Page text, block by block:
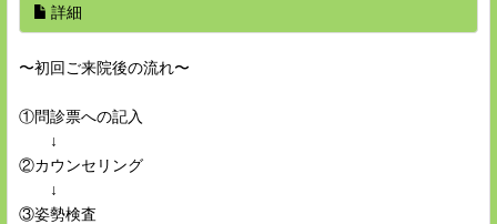
詳細
〜初回ご来院後の流れ〜
①問診票への記入
↓
②カウンセリング
↓
③姿勢検査